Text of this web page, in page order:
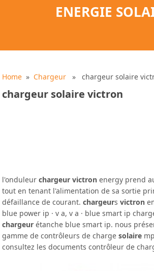
ENERGIE
Home » Chargeur » chargeur solaire
chargeur solaire victron
l'onduleurchargeur victron energy prend
tout en tenant l'alimentation de sa sortie
défaillance de courant.chargeursvictron
blue power ip · v a, v a · blue smart ip
chargeur étanche blue smart ip. nous
gamme de contrôleurs de chargesolaire
consultez les documents contrôleur de